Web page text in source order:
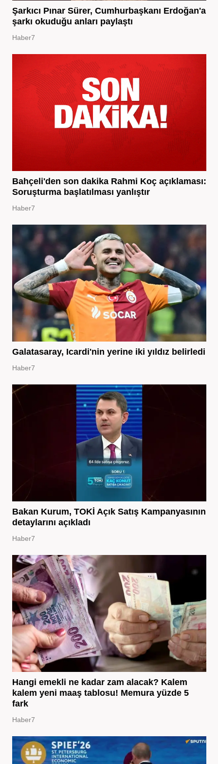
Şarkıcı Pınar Sürer, Cumhurbaşkanı Erdoğan'a
şarkı okuduğu anları paylaştı
Haber7
Bahçeli'den son dakika Rahmi Koç açıklaması:
Soruşturma başlatılması yanlıştır
Haber7
Galatasaray, Icardi'nin yerine iki yıldız belirledi
Haber7
Bakan Kurum, TOKİ Açık Satış Kampanyasının
detaylarını açıkladı
Haber7
Hangi emekli ne kadar zam alacak? Kalem
kalem yeni maaş tablosu! Memura yüzde 5
fark
Haber7